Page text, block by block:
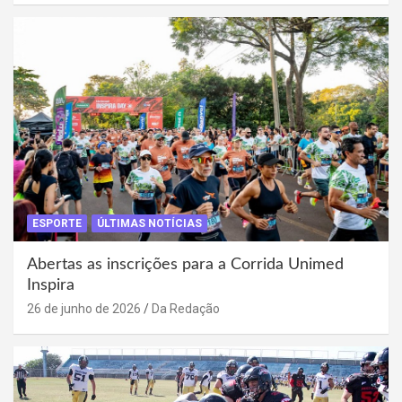
ESPORTE ÚLTIMAS NOTÍCIAS
Abertas as inscrições para a Corrida Unimed
Inspira
26 de junho de 2026 Da Redação